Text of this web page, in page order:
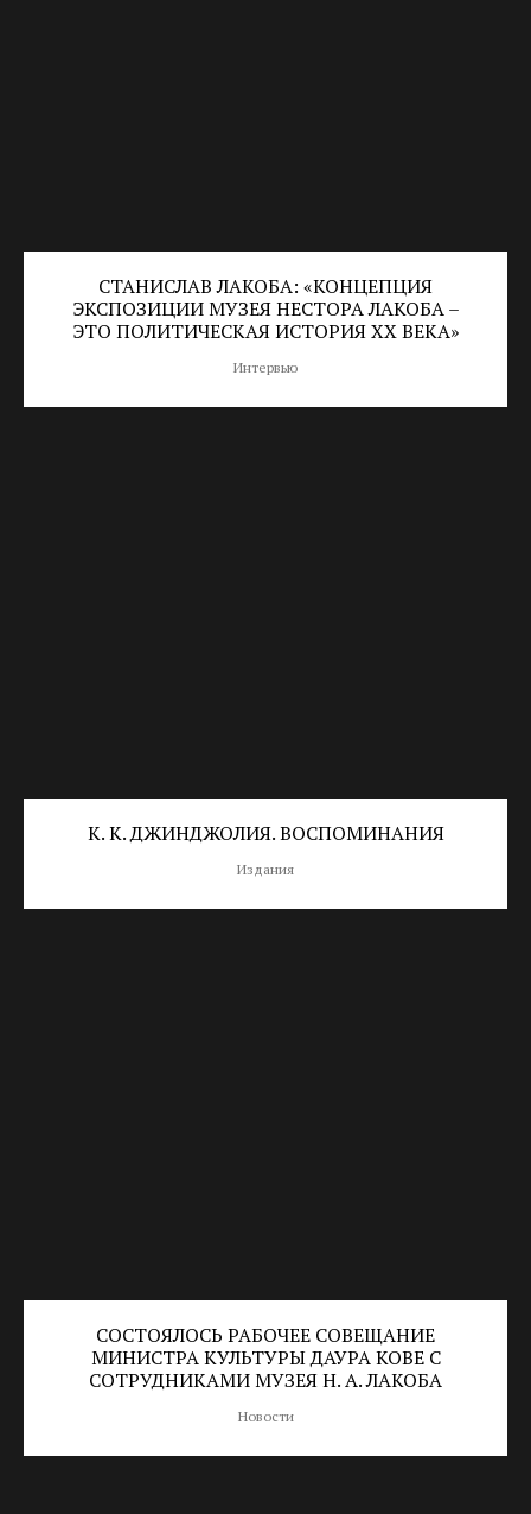
СТАНИСЛАВ ЛАКОБА: «КОНЦЕПЦИЯ
ЭКСПОЗИЦИИ МУЗЕЯ НЕСТОРА ЛАКОБА –
ЭТО ПОЛИТИЧЕСКАЯ ИСТОРИЯ ХХ ВЕКА»
Интервью
К. К. ДЖИНДЖОЛИЯ. ВОСПОМИНАНИЯ
Издания
СОСТОЯЛОСЬ РАБОЧЕЕ СОВЕЩАНИЕ
МИНИСТРА КУЛЬТУРЫ ДАУРА КОВЕ С
СОТРУДНИКАМИ МУЗЕЯ Н. А. ЛАКОБА
Новости